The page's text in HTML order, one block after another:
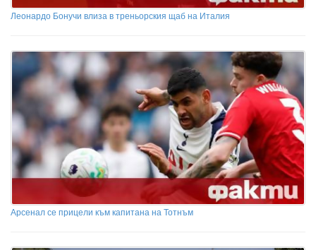
Леонардо Бонучи влиза в треньорския щаб на Италия
Арсенал се прицели към капитана на Тотнъм